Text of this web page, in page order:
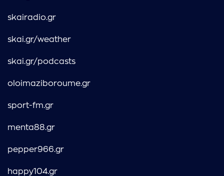
skairadio.gr
skai.gr/weather
skai.gr/podcasts
oloimaziboroume.gr
sport-fm.gr
menta88.gr
pepper966.gr
happy104.gr